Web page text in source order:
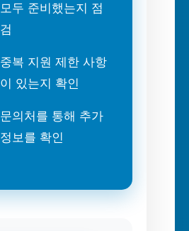
모두 준비했는지 점
검
중복 지원 제한 사항
이 있는지 확인
문의처를 통해 추가
정보를 확인